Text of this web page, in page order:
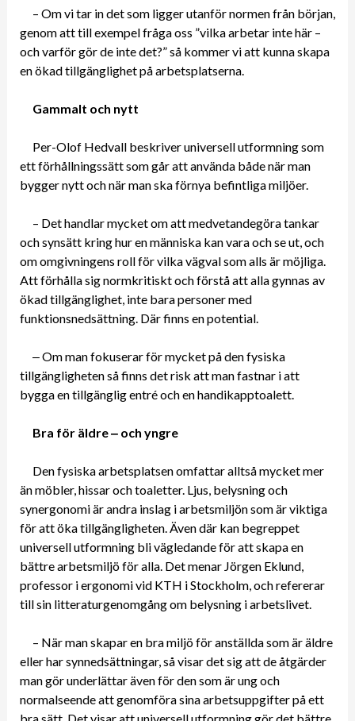
– Om vi tar in det som ligger utanför normen från början,
genom att till exempel fråga oss ”vilka arbetar inte här –
och varför gör de inte det?” så kommer vi att kunna skapa
en ökad tillgänglighet på arbetsplatserna.
Gammalt och nytt
Per-Olof Hedvall beskriver universell utformning som
ett förhållningssätt som går att använda både när man
bygger nytt och när man ska förnya befintliga miljöer.
– Det handlar mycket om att medvetandegöra tankar
och synsätt kring hur en människa kan vara och se ut, och
om omgivningens roll för vilka vägval som alls är möjliga.
Att förhålla sig normkritiskt och förstå att alla gynnas av
ökad tillgänglighet, inte bara personer med
funktionsnedsättning. Där finns en potential.
‒ Om man fokuserar för mycket på den fysiska
tillgängligheten så finns det risk att man fastnar i att
bygga en tillgänglig entré och en handikapptoalett.
Bra för äldre ‒ och yngre
Den fysiska arbetsplatsen omfattar alltså mycket mer
än möbler, hissar och toaletter. Ljus, belysning och
synergonomi är andra inslag i arbetsmiljön som är viktiga
för att öka tillgängligheten. Även där kan begreppet
universell utformning bli vägledande för att skapa en
bättre arbetsmiljö för alla. Det menar Jörgen Eklund,
professor i ergonomi vid KTH i Stockholm, och refererar
till sin litteraturgenomgång om belysning i arbetslivet.
– När man skapar en bra miljö för anställda som är äldre
eller har synnedsättningar, så visar det sig att de åtgärder
man gör underlättar även för den som är ung och
normalseende att genomföra sina arbetsuppgifter på ett
bra sätt. Det visar att universell utformning gör det bättre